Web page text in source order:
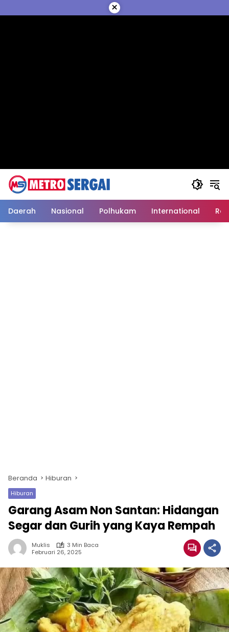
ke
×
Daerah Nasional Polhukam International
Beranda Hiburan
Hiburan
Garang Asam Non Santan: Hidangan
Segar dan Gurih yang Kaya Rempah
Muklis
3 Min Baca
Februari 26, 2025